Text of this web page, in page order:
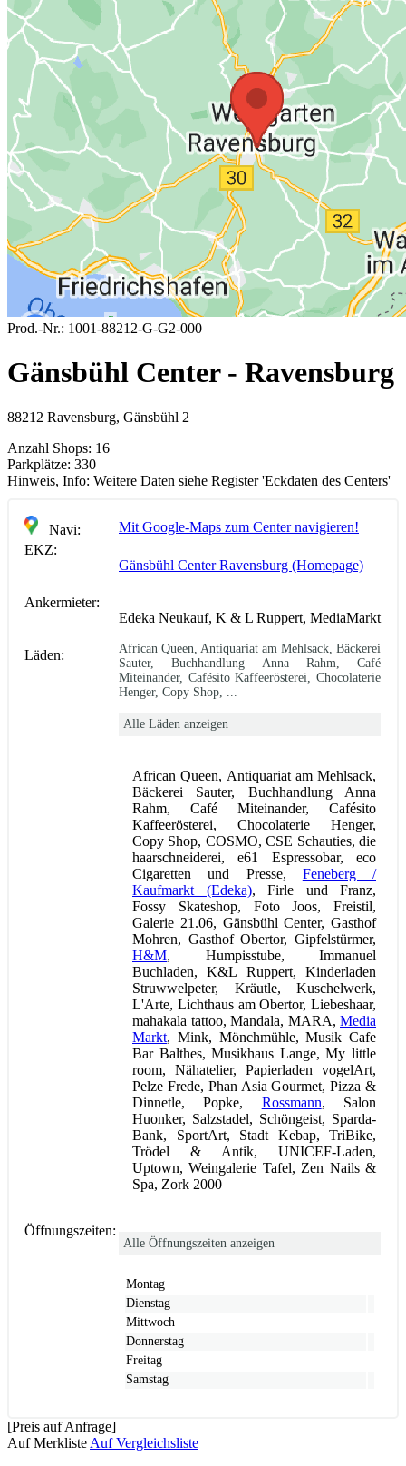
Prod.-Nr.: 1001-88212-G-G2-000
Gänsbühl Center - Ravensburg
88212 Ravensburg, Gänsbühl 2
Anzahl Shops: 16
Parkplätze: 330
Hinweis, Info: Weitere Daten siehe Register 'Eckdaten des Centers'
Navi:
Mit Google-Maps zum Center navigieren!
EKZ:
Gänsbühl Center Ravensburg (Homepage)
Ankermieter:
Edeka Neukauf, K & L Ruppert, MediaMarkt
Läden:
African Queen, Antiquariat am Mehlsack, Bäckerei
Sauter, Buchhandlung Anna Rahm, Café
Miteinander, Cafésito Kaffeerösterei, Chocolaterie
Henger, Copy Shop, ...
Alle Läden anzeigen
African Queen, Antiquariat am Mehlsack,
Bäckerei Sauter, Buchhandlung Anna
Rahm, Café Miteinander, Cafésito
Kaffeerösterei, Chocolaterie Henger,
Copy Shop, COSMO, CSE Schauties, die
haarschneiderei, e61 Espressobar, eco
Cigaretten und Presse, Feneberg /
Kaufmarkt (Edeka), Firle und Franz,
Fossy Skateshop, Foto Joos, Freistil,
Galerie 21.06, Gänsbühl Center, Gasthof
Mohren, Gasthof Obertor, Gipfelstürmer,
H&M, Humpisstube, Immanuel
Buchladen, K&L Ruppert, Kinderladen
Struwwelpeter, Kräutle, Kuschelwerk,
L'Arte, Lichthaus am Obertor, Liebeshaar,
mahakala tattoo, Mandala, MARA, Media
Markt, Mink, Mönchmühle, Musik Cafe
Bar Balthes, Musikhaus Lange, My little
room, Nähatelier, Papierladen vogelArt,
Pelze Frede, Phan Asia Gourmet, Pizza &
Dinnetle, Popke, Rossmann, Salon
Huonker, Salzstadel, Schöngeist, Sparda-
Bank, SportArt, Stadt Kebap, TriBike,
Trödel & Antik, UNICEF-Laden,
Uptown, Weingalerie Tafel, Zen Nails &
Spa, Zork 2000
Öffnungszeiten:
Alle Öffnungszeiten anzeigen
Montag
Dienstag
Mittwoch
Donnerstag
Freitag
Samstag
[Preis auf Anfrage]
Auf Merkliste Auf Vergleichsliste